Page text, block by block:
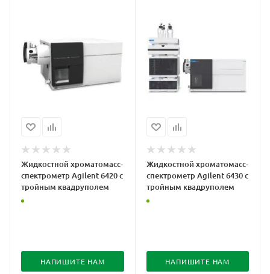
Жидкостной хроматомасс-
спектрометр Agilent 6420 с
тройным квадруполем
НАПИШИТЕ НАМ
Жидкостной хроматомасс-
спектрометр Agilent 6430 с
тройным квадруполем
НАПИШИТЕ НАМ